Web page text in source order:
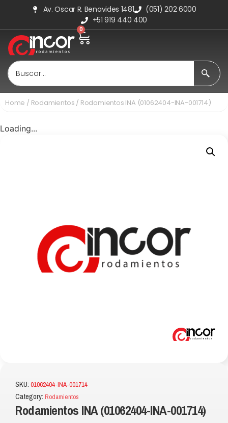
Av. Oscar R. Benavides 1481
(051) 202 6000
+51 919 440 400
0
Home / Rodamientos / Rodamientos INA (01062404-INA-001714)
Loading...
SKU: 01062404-INA-001714
Category: Rodamientos
Rodamientos INA (01062404-INA-001714)